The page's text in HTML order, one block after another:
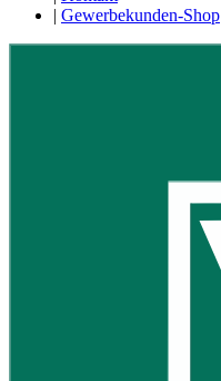
| Gewerbekunden-Shop